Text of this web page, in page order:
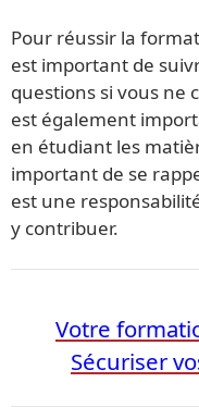
Pour réussir la
est important de
questions si vous ne
est également
en étudiant les
important de se
est une
y contribuer.
Votre
Sécuriser